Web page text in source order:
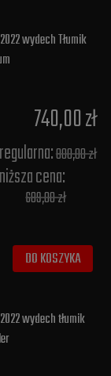
wydech Tłumik
740,00 zł
800,00 zł
cena:
689,00 zł
DO KOSZYKA
wydech tłumik